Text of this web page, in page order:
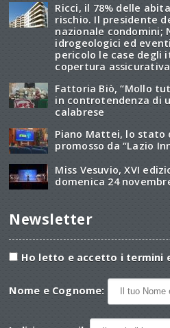
Ricci, il 78% delle
rischio. Il presidente
nazionale condomini;
idrogeologici ed
pericolo le case degli
copertura assicurativa
Fattoria Biò, “Mollo
in controtendenza di
calabrese
Piano Mattei, lo stato
promosso da “Lazio
Miss Vesuvio, XVI
domenica 24
Newsletter
Ho letto e accetto i termini
Nome e Cognome: